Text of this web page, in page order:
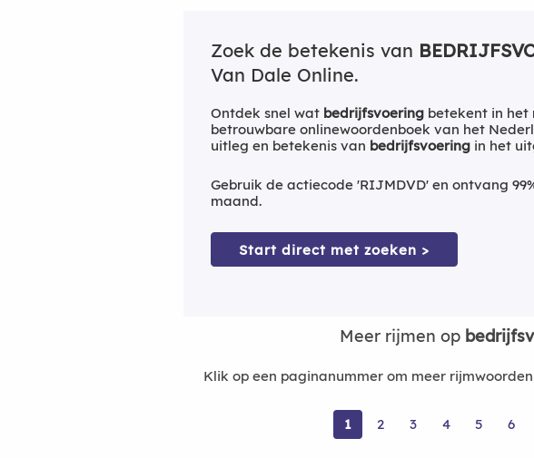
Zoek de betekenis van
Van Dale Online.
Ontdek snel wat bedrijfsvoering betekent in het
betrouwbare onlinewoordenboek van het
uitleg en betekenis van bedrijfsvoering in het
Gebruik de actiecode 'RIJMDVD' en ontvang
maand.
Start direct met zoeken >
Meer rijmen op
Klik op een paginanummer om meer
1 2 3 4 5 6